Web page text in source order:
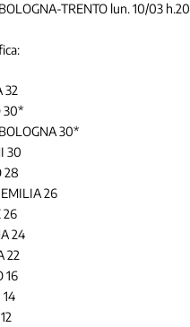
TRENTO lun. 10/03 h.20
32
30*
30*
30
28
EMILIA 26
26
24
22
16
14